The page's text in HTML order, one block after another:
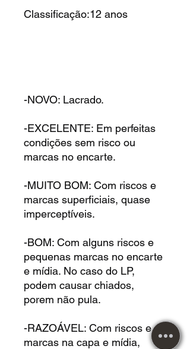
Classificação:12 anos
-NOVO: Lacrado.
-EXCELENTE: Em perfeitas
condições sem risco ou
marcas no encarte.
-MUITO BOM: Com riscos e
marcas superficiais, quase
imperceptíveis.
-BOM: Com alguns riscos e
pequenas marcas no encarte
e mídia. No caso do LP,
podem causar chiados,
porem não pula.
-RAZOÁVEL: Com riscos e
marcas na capa e mídia,